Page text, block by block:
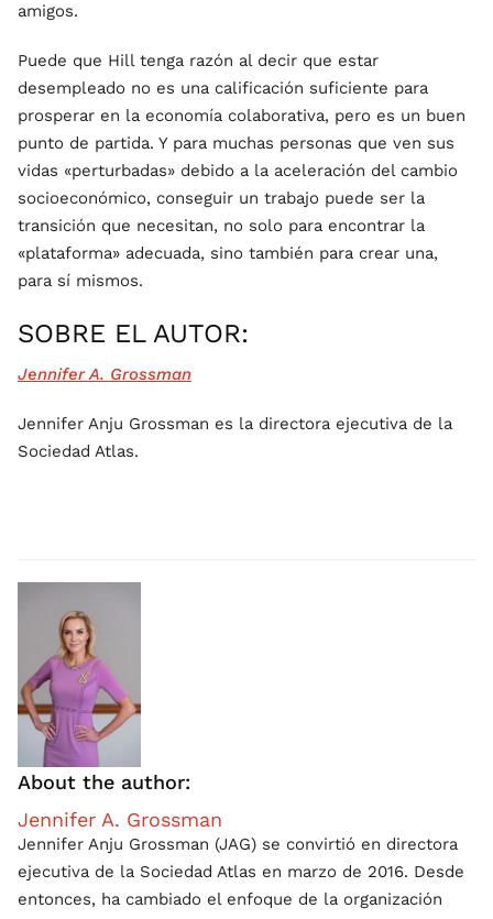
amigos.
Puede que Hill tenga razón al decir que estar
desempleado no es una calificación suficiente para
prosperar en la economía colaborativa, pero es un buen
punto de partida. Y para muchas personas que ven sus
vidas «perturbadas» debido a la aceleración del cambio
socioeconómico, conseguir un trabajo puede ser la
transición que necesitan, no solo para encontrar la
«plataforma» adecuada, sino también para crear una,
para sí mismos.
SOBRE EL AUTOR:
Jennifer A. Grossman
Jennifer Anju Grossman es la directora ejecutiva de la
Sociedad Atlas.
About the author:
Jennifer A. Grossman
Jennifer Anju Grossman (JAG) se convirtió en directora
ejecutiva de la Sociedad Atlas en marzo de 2016. Desde
entonces, ha cambiado el enfoque de la organización